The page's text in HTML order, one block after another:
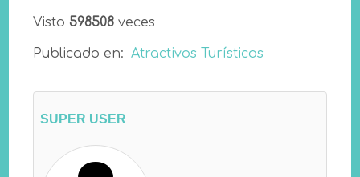
Visto 598508 veces
Publicado en: Atractivos Turísticos
SUPER USER